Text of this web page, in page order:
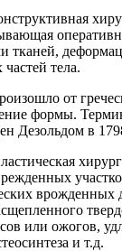
тканей,
тела.
от
формы.
Дезольдом в
врожденных
или ожогов,
и т.д.